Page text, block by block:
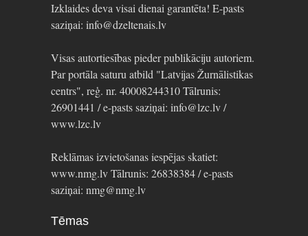
Izklaides deva visai dienai garantēta! E-pasts
saziņai: info@dzeltenais.lv
Visas autortiesības pieder publikāciju autoriem.
Par portāla saturu atbild "Latvijas Žurnālistikas
centrs", reģ. nr. 40008244310 Tālrunis:
26901441 / e-pasts saziņai: info@lzc.lv /
www.lzc.lv
Reklāmas izvietošanas iespējas skatiet:
www.nmg.lv Tālrunis: 26838384 / e-pasts
saziņai: nmg@nmg.lv
Tēmas